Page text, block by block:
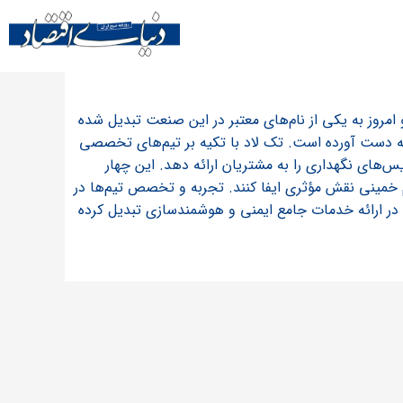
به یکی از نام‌های معتبر در این صنعت تبدیل شده
ویژه‌ای در بازار به‌ دست آورده است. تک لاد با تکیه بر تیم‌های تخصصی
نگهداری را به مشتریان ارائه دهد. این چهار
خمینی نقش مؤثری ایفا کنند. تجربه و تخصص تیم‌ها در
ارائه خدمات جامع ایمنی و هوشمندسازی تبدیل کرده